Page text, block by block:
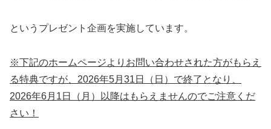
というプレゼント企画を実施しています。
※下記のホームページよりお問い合わせされた方がもらえ
る特典ですが、2026年5月31日（日）で終了となり、
2026年6月1日（月）以降はもらえませんのでご注意くだ
さい！